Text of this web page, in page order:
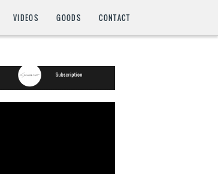
VIDEOS GOODS CONTACT